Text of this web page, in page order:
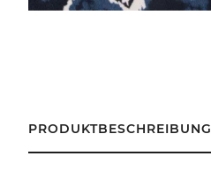
PRODUKTBESCHREIBUNG